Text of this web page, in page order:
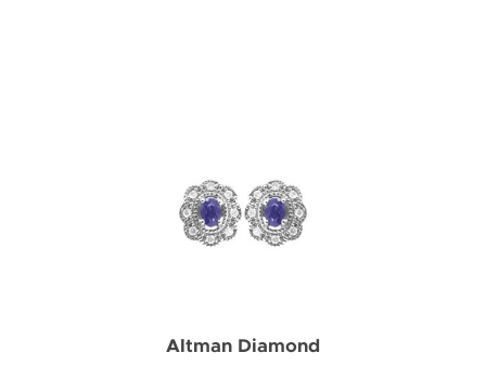
Altman Diamond